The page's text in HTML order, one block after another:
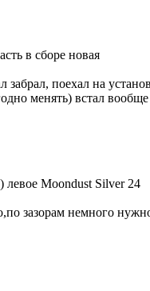
в сборе новая
забрал, поехал на
менять) встал
Moondust Silver 24
зазорам немного